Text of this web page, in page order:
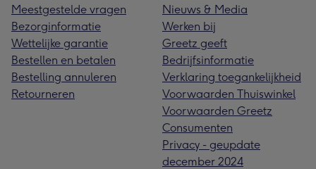
Meestgestelde vragen
Bezorginformatie
Wettelijke garantie
Bestellen en betalen
Bestelling annuleren
Retourneren
Nieuws & Media
Werken bij
Greetz geeft
Bedrijfsinformatie
Verklaring toegankelijkheid
Voorwaarden Thuiswinkel
Voorwaarden Greetz
Consumenten
Privacy - geupdate
december 2024